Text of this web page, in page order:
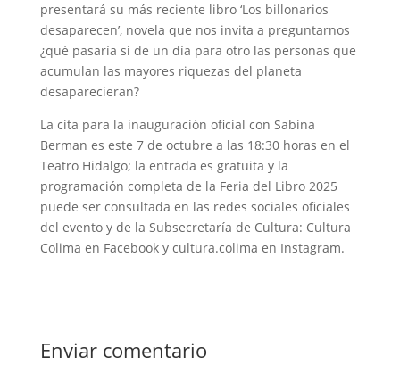
presentará su más reciente libro ‘Los billonarios
desaparecen’, novela que nos invita a preguntarnos
¿qué pasaría si de un día para otro las personas que
acumulan las mayores riquezas del planeta
desaparecieran?
La cita para la inauguración oficial con Sabina
Berman es este 7 de octubre a las 18:30 horas en el
Teatro Hidalgo; la entrada es gratuita y la
programación completa de la Feria del Libro 2025
puede ser consultada en las redes sociales oficiales
del evento y de la Subsecretaría de Cultura: Cultura
Colima en Facebook y cultura.colima en Instagram.
Enviar comentario